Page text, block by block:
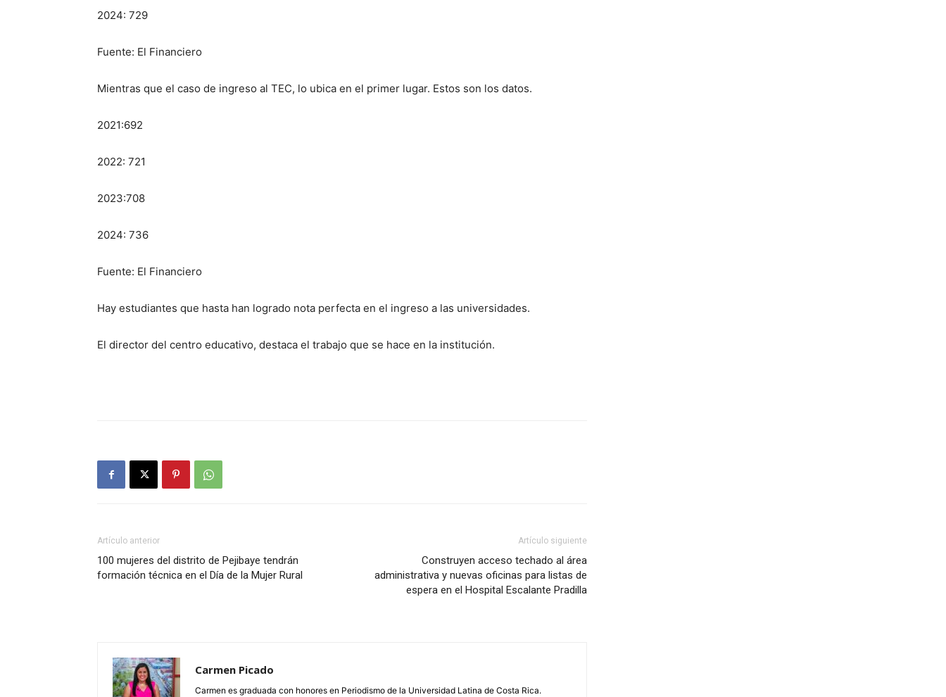
2024: 729
Fuente: El Financiero
Mientras que el caso de ingreso al TEC, lo ubica en el primer lugar. Estos son los datos.
2021:692
2022: 721
2023:708
2024: 736
Fuente: El Financiero
Hay estudiantes que hasta han logrado nota perfecta en el ingreso a las universidades.
El director del centro educativo, destaca el trabajo que se hace en la institución.
Artículo anterior
100 mujeres del distrito de Pejibaye tendrán
formación técnica en el Día de la Mujer Rural
Artículo siguiente
Construyen acceso techado al área
administrativa y nuevas oficinas para listas de
espera en el Hospital Escalante Pradilla
Carmen Picado
Carmen es graduada con honores en Periodismo de la Universidad Latina de Costa Rica.